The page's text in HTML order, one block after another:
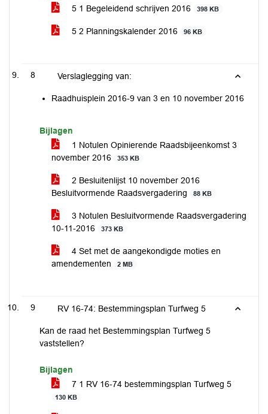
5 1 Begeleidend schrijven 2016
398 KB
5 2 Planningskalender 2016 96 KB
8 Verslaglegging van:
Raadhuisplein 2016-9 van 3 en 10 november 2016
Bijlagen
1 Notulen Opinierende Raadsbijeenkomst 3
november 2016
353 KB
2 Besluitenlijst 10 november 2016
Besluitvormende Raadsvergadering
88 KB
3 Notulen Besluitvormende Raadsvergadering
10-11-2016
373 KB
4 Set met de aangekondigde moties en
amendementen
2 MB
9 RV 16-74: Bestemmingsplan Turfweg 5
Kan de raad het Bestemmingsplan Turfweg 5
vaststellen?
Bijlagen
7 1 RV 16-74 bestemmingsplan Turfweg 5
130 KB